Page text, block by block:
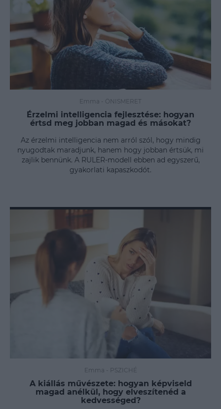
Emma - ÖNISMERET
Érzelmi intelligencia fejlesztése: hogyan
értsd meg jobban magad és másokat?
Az érzelmi intelligencia nem arról szól, hogy mindig
nyugodtak maradjunk, hanem hogy jobban értsük, mi
zajlik bennünk. A RULER-modell ebben ad egyszerű,
gyakorlati kapaszkodót.
Emma - PSZICHÉ
A kiállás művészete: hogyan képviseld
magad anélkül, hogy elveszítenéd a
kedvességed?